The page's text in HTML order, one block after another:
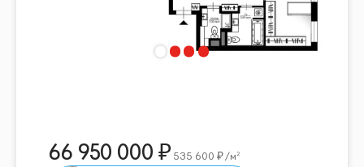
66 950 000 535 600 /м²